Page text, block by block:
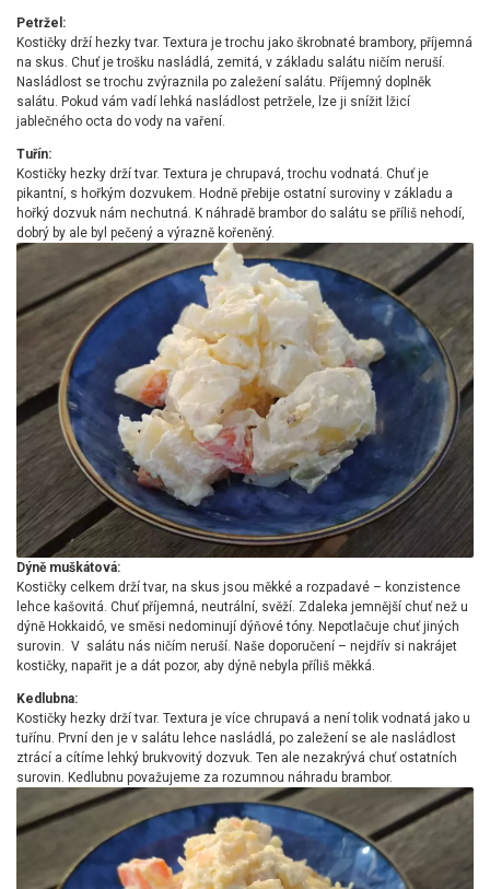
Petržel:
Kostičky drží hezky tvar. Textura je trochu jako škrobnaté brambory, příjemná
na skus. Chuť je trošku nasládlá, zemitá, v základu salátu ničím neruší.
Nasládlost se trochu zvýraznila po zaležení salátu. Příjemný doplněk
salátu. Pokud vám vadí lehká nasládlost petržele, lze ji snížit lžicí
jablečného octa do vody na vaření.
Tuřín:
Kostičky hezky drží tvar. Textura je chrupavá, trochu vodnatá. Chuť je
pikantní, s hořkým dozvukem. Hodně přebije ostatní suroviny v základu a
hořký dozvuk nám nechutná. K náhradě brambor do salátu se příliš nehodí,
dobrý by ale byl pečený a výrazně kořeněný.
Dýně muškátová:
Kostičky celkem drží tvar, na skus jsou měkké a rozpadavé – konzistence
lehce kašovitá. Chuť příjemná, neutrální, svěží. Zdaleka jemnější chuť než u
dýně Hokkaidó, ve směsi nedominují dýňové tóny. Nepotlačuje chuť jiných
surovin. V salátu nás ničím neruší. Naše doporučení – nejdřív si nakrájet
kostičky, napařit je a dát pozor, aby dýně nebyla příliš měkká.
Kedlubna:
Kostičky hezky drží tvar. Textura je více chrupavá a není tolik vodnatá jako u
tuřínu. První den je v salátu lehce nasládlá, po zaležení se ale nasládlost
ztrácí a cítíme lehký brukvovitý dozvuk. Ten ale nezakrývá chuť ostatních
surovin. Kedlubnu považujeme za rozumnou náhradu brambor.